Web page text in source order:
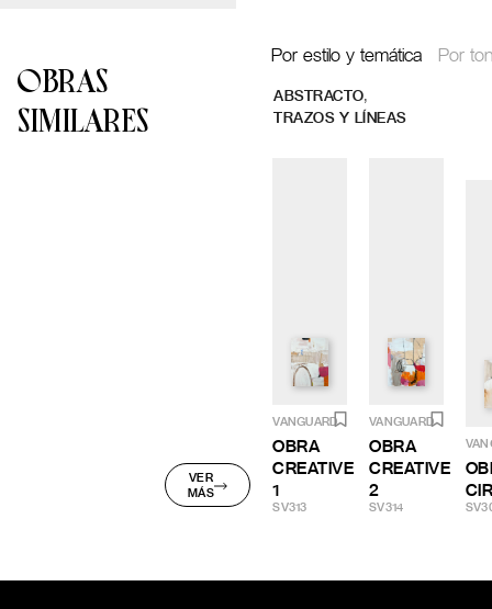
OBRAS
SIMILARES
VER
MÁS
Por estilo y temática Por
ABSTRACTO,
TRAZOS Y LÍNEAS
VANGUARD
OBRA
CREATIVE
1
SV313
VANGUARD
OBRA
CREATIVE
2
SV314